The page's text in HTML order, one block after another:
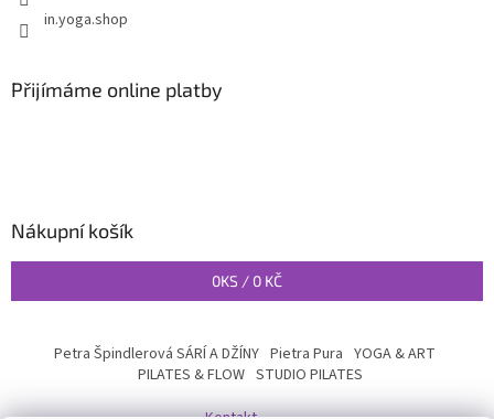
in.yoga.shop
Přijímáme online platby
Nákupní košík
0KS / 0 KČ
Petra Špindlerová SÁRÍ A DŽÍNY Pietra Pura YOGA & ART
PILATES & FLOW STUDIO PILATES